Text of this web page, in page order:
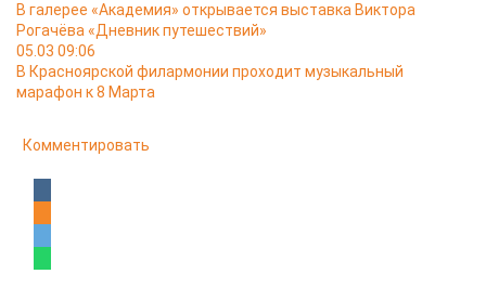
В галерее «Академия» открывается выставка Виктора
Рогачёва «Дневник путешествий»
05.03 09:06
В Красноярской филармонии проходит музыкальный
марафон к 8 Марта
Комментировать